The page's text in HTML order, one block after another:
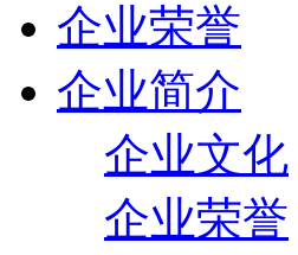
企业荣誉
企业简介
企业文化
企业荣誉